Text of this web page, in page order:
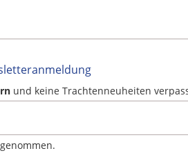
und keine Trachtenneuheiten